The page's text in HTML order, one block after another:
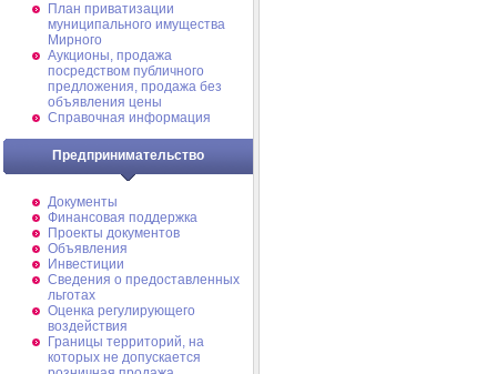
План приватизации
муниципального имущества
Мирного
Аукционы, продажа
посредством публичного
предложения, продажа без
объявления цены
Справочная информация
Предпринимательство
Документы
Финансовая поддержка
Проекты документов
Объявления
Инвестиции
Сведения о предоставленных
льготах
Оценка регулирующего
воздействия
Границы территорий, на
которых не допускается